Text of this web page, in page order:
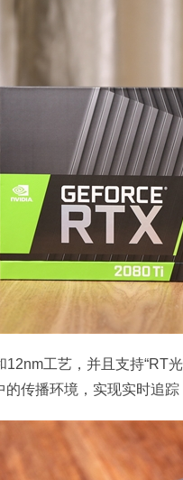
工艺，并且支持“RT
传播环境，实现实时追